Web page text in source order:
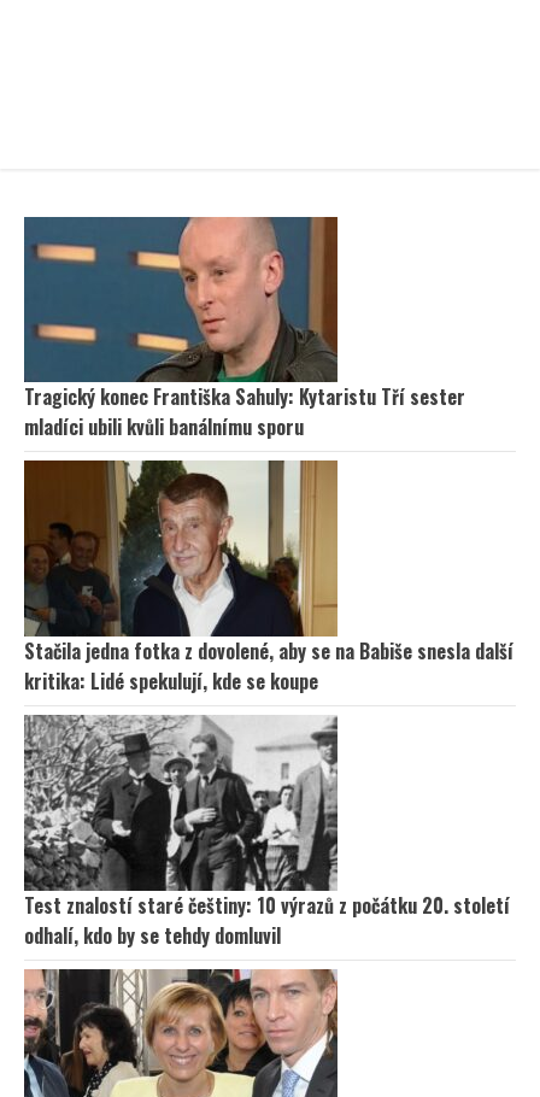
Tragický konec Františka Sahuly: Kytaristu Tří sester
mladíci ubili kvůli banálnímu sporu
Stačila jedna fotka z dovolené, aby se na Babiše snesla další
kritika: Lidé spekulují, kde se koupe
Test znalostí staré češtiny: 10 výrazů z počátku 20. století
odhalí, kdo by se tehdy domluvil